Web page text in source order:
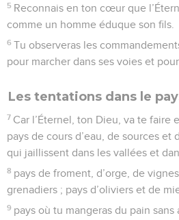
5 Reconnais en ton cœur que
comme un homme éduque son fils.
6 Tu observeras les
pour marcher dans ses voies et
Les tentations dans le
7 Car l’Éternel, ton Dieu, va te faire
pays de cours d’eau, de sources et
qui jaillissent dans les vallées et
8 pays de froment, d’orge, de
grenadiers ; pays d’oliviers et de
9 pays où tu mangeras du pain